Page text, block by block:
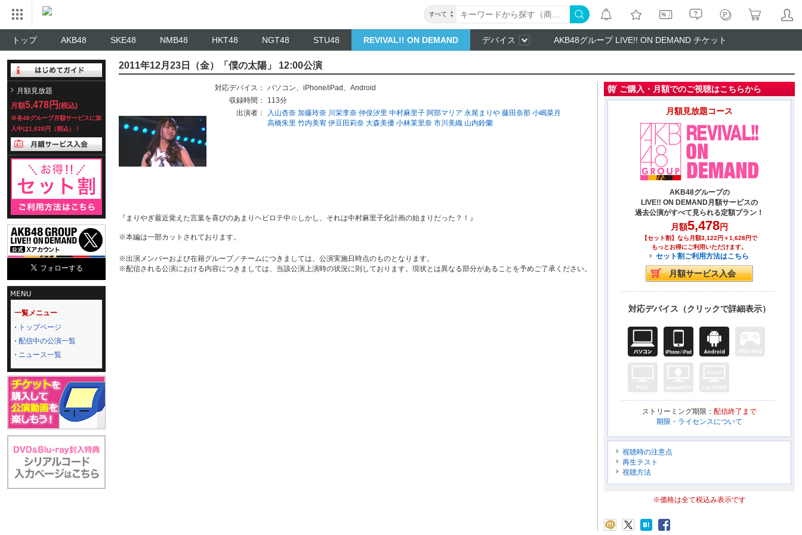
すべて
トップ AKB48 SKE48 NMB48 HKT48 NGT48 STU48 REVIVAL!! ON DEMAND デバイス AKB48グループ LIVE!! ON DEMAND チケット
月額見放題
月額5,478円 (税込)
※各48グループ月額サービスに加
入中は1,628円（税込）！
一覧メニュー
トップページ
配信中の公演一覧
ニュース一覧
2011年12月23日（金）「僕の太陽」 12:00公演
対応デバイス： パソコン、 iPhone/iPad 、 Android
収録時間：
113分
出演者：
入山杏奈 加藤玲奈 川栄李奈 仲俣汐里 中村麻里子 阿部マリア 永尾まりや 藤田奈那 小嶋菜月
高橋朱里 竹内美宥 伊豆田莉奈 大森美優 小林茉里奈 市川美織 山内鈴蘭
『まりやぎ最近覚えた言葉を喜びのあまりヘビロテ中☆しかし、それは中村麻里子化計画の始まりだった？！』
※本編は一部カットされております。
※出演メンバーおよび在籍グループ／チームにつきましては、公演実施日時点のものとなります。
※配信される公演における内容につきましては、当該公演上演時の状況に則しております。現状とは異なる部分があることを予めご了承ください。
ご購入・月額でのご視聴はこちらから
月額見放題コース
AKB48グループの
LIVE!! ON DEMAND月額サービスの
過去公演がすべて見られる定額プラン！
月額5,478円
【セット割】なら月額3,122円＋1,628円で
もっとお得にご利用いただけます。
セット割ご利用方法はこちら
対応デバイス（クリックで詳細表示）
ストリーミング期限： 配信終了まで
期限・ライセンスについて
視聴時の注意点
再生テスト
視聴方法
※価格は全て税込み表示です